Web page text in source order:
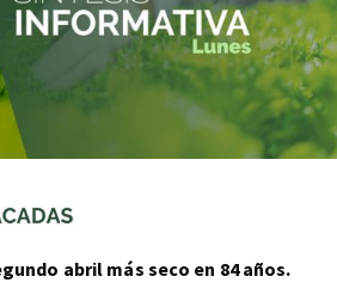
abril más seco en 84 años.